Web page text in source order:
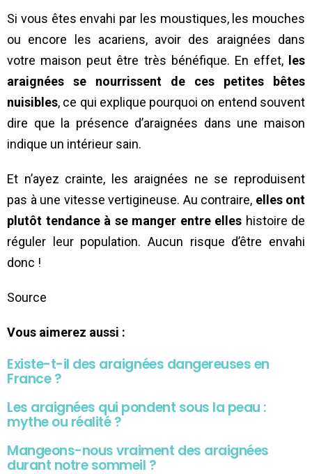
Si vous êtes envahi par les moustiques, les mouches
ou encore les acariens, avoir des araignées dans
votre maison peut être très bénéfique. En effet,
les
araignées se nourrissent de ces petites bêtes
nuisibles, ce qui explique pourquoi on entend souvent
dire que la présence d’araignées dans une maison
indique un intérieur sain.
Et n’ayez crainte, les araignées ne se reproduisent
pas à une vitesse vertigineuse. Au contraire, elles ont
plutôt tendance à se manger entre elles histoire de
réguler leur population. Aucun risque d’être envahi
donc !
Source
Vous aimerez aussi :
Existe-t-il des araignées dangereuses en
France ?
Les araignées qui pondent sous la peau :
mythe ou réalité ?
Mangeons-nous vraiment des araignées
durant notre sommeil ?